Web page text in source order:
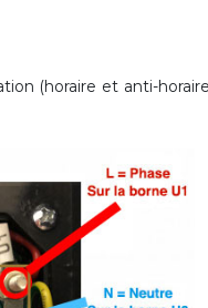
(horaire et anti-